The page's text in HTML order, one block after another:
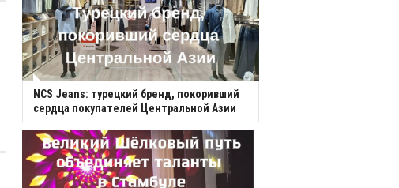
NCS Jeans: турецкий бренд, покоривший
сердца покупателей Центральной Азии